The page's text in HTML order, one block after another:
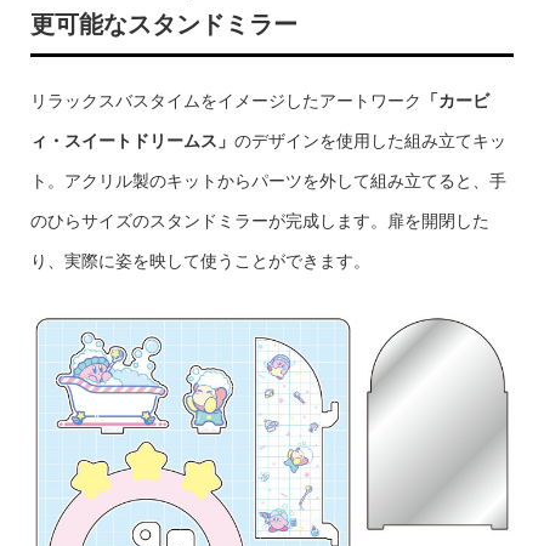
更可能なスタンドミラー
リラックスバスタイムをイメージしたアートワーク 「カービ
ィ・スイートドリームス」 のデザインを使用した組み立てキッ
ト。アクリル製のキットからパーツを外して組み立てると、手
のひらサイズのスタンドミラーが完成します。扉を開閉した
り、実際に姿を映して使うことができます。